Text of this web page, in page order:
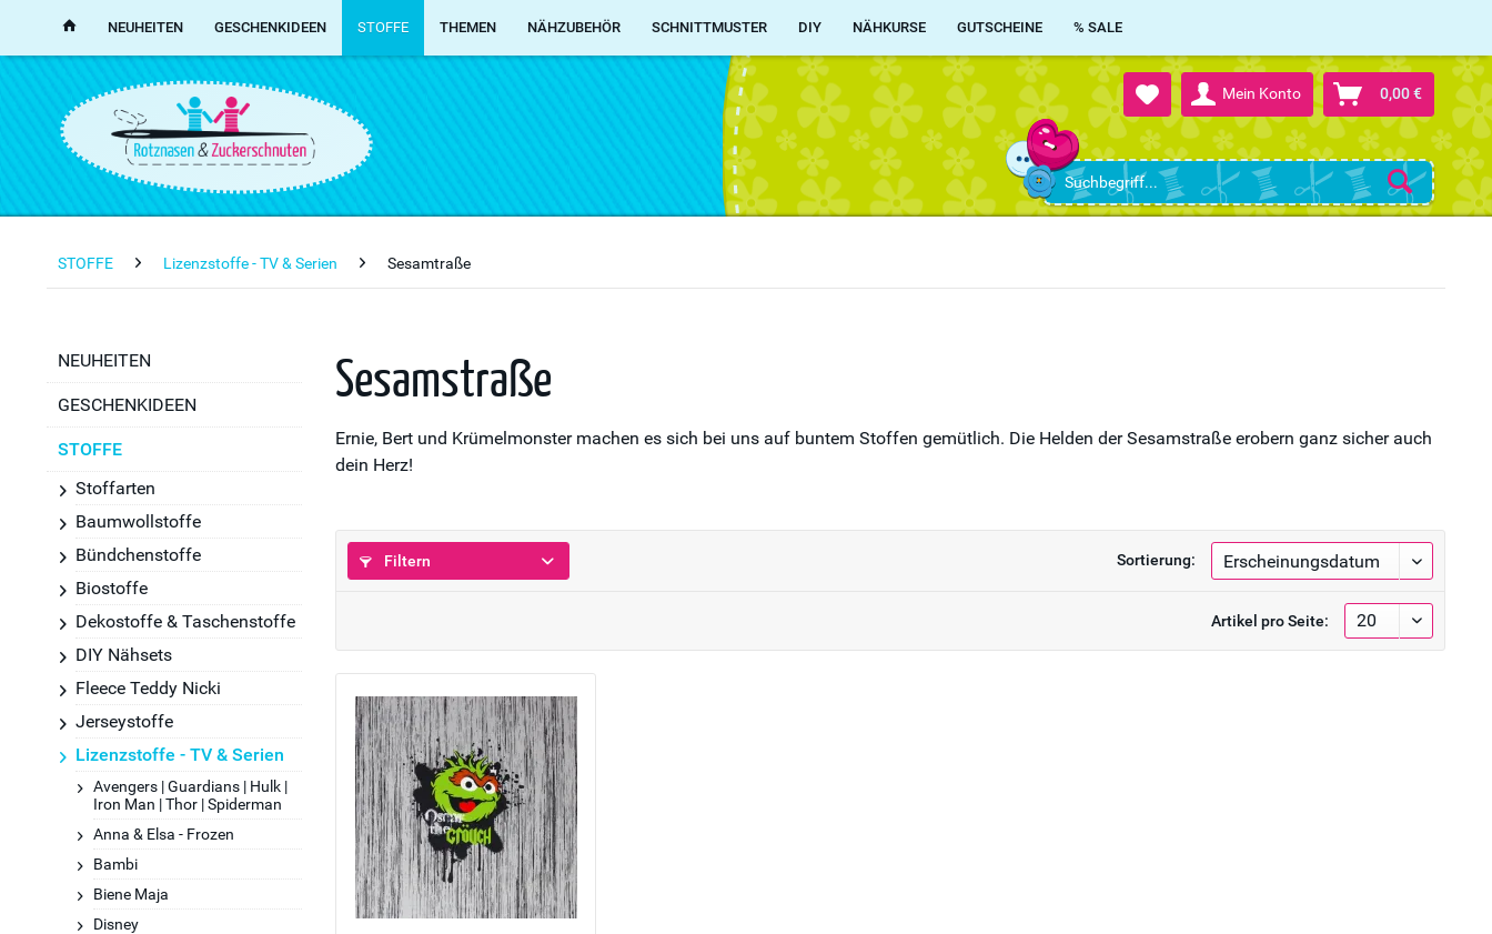
Mein Konto 0,00 €
NEUHEITEN GESCHENKIDEEN STOFFE THEMEN NÄHZUBEHÖR SCHNITTMUSTER DIY NÄHKURSE GUTSCHEINE % SALE
STOFFE Lizenzstoffe - TV & Serien Sesamtraße
NEUHEITEN
GESCHENKIDEEN
STOFFE
Stoffarten
Baumwollstoffe
Bündchenstoffe
Biostoffe
Dekostoffe & Taschenstoffe
DIY Nähsets
Fleece Teddy Nicki
Jerseystoffe
Lizenzstoffe - TV & Serien
Avengers | Guardians | Hulk |
Iron Man | Thor | Spiderman
Anna & Elsa - Frozen
Bambi
Biene Maja
Disney
Sesamstraße
Ernie, Bert und Krümelmonster machen es sich bei uns auf buntem Stoffen gemütlich. Die Helden der Sesamstraße erobern ganz sicher auch
dein Herz!
Filtern Sortierung:
Artikel pro Seite: